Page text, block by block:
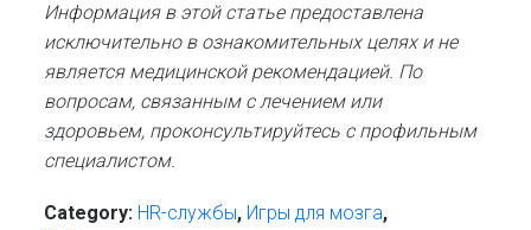
Информация в этой статье предоставлена
исключительно в ознакомительных целях и не
является медицинской рекомендацией. По
вопросам, связанным с лечением или
здоровьем, проконсультируйтесь с профильным
специалистом.
Category: HR-cлужбы, Игры для мозга,